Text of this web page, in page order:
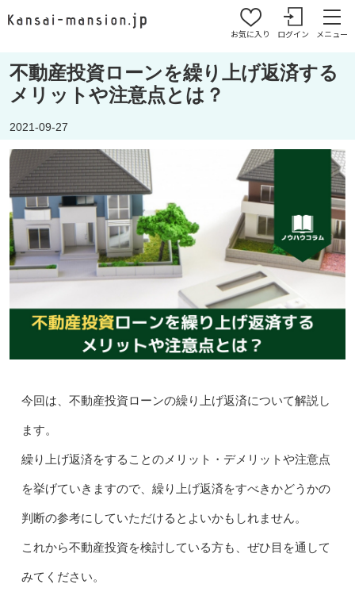
お気に入り ログイン メニュー
不動産投資ローンを繰り上げ返済する
メリットや注意点とは？
2021-09-27
今回は、不動産投資ローンの繰り上げ返済について解説し
ます。
繰り上げ返済をすることのメリット・デメリットや注意点
を挙げていきますので、繰り上げ返済をすべきかどうかの
判断の参考にしていただけるとよいかもしれません。
これから不動産投資を検討している方も、ぜひ目を通して
みてください。